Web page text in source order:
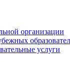
организации
услуги